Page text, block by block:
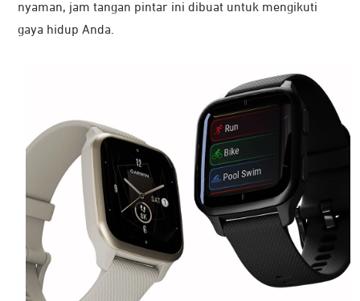
nyaman, jam tangan pintar ini dibuat untuk mengikuti
gaya hidup Anda.